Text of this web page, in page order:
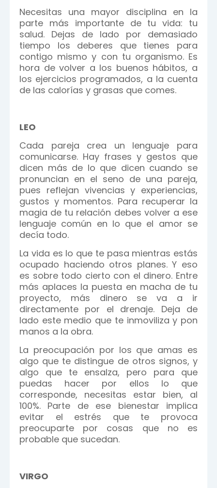
Necesitas una mayor disciplina en la
parte más importante de tu vida: tu
salud. Dejas de lado por demasiado
tiempo los deberes que tienes para
contigo mismo y con tu organismo. Es
hora de volver a los buenos hábitos, a
los ejercicios programados, a la cuenta
de las calorías y grasas que comes.
LEO
Cada pareja crea un lenguaje para
comunicarse. Hay frases y gestos que
dicen más de lo que dicen cuando se
pronuncian en el seno de una pareja,
pues reflejan vivencias y experiencias,
gustos y momentos. Para recuperar la
magia de tu relación debes volver a ese
lenguaje común en lo que el amor se
decía todo.
La vida es lo que te pasa mientras estás
ocupado haciendo otros planes. Y eso
es sobre todo cierto con el dinero. Entre
más aplaces la puesta en macha de tu
proyecto, más dinero se va a ir
directamente por el drenaje. Deja de
lado este medio que te inmoviliza y pon
manos a la obra.
La preocupación por los que amas es
algo que te distingue de otros signos, y
algo que te ensalza, pero para que
puedas hacer por ellos lo que
corresponde, necesitas estar bien, al
100%. Parte de ese bienestar implica
evitar el estrés que te provoca
preocuparte por cosas que no es
probable que sucedan.
VIRGO